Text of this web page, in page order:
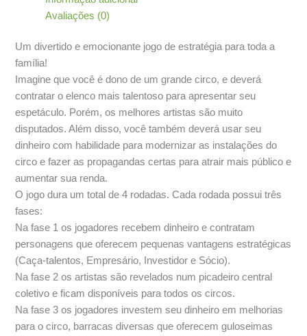
Avaliações (0)
Um divertido e emocionante jogo de estratégia para toda a
família!
Imagine que você é dono de um grande circo, e deverá
contratar o elenco mais talentoso para apresentar seu
espetáculo. Porém, os melhores artistas são muito
disputados. Além disso, você também deverá usar seu
dinheiro com habilidade para modernizar as instalações do
circo e fazer as propagandas certas para atrair mais público e
aumentar sua renda.
O jogo dura um total de 4 rodadas. Cada rodada possui três
fases:
Na fase 1 os jogadores recebem dinheiro e contratam
personagens que oferecem pequenas vantagens estratégicas
(Caça-talentos, Empresário, Investidor e Sócio).
Na fase 2 os artistas são revelados num picadeiro central
coletivo e ficam disponíveis para todos os circos.
Na fase 3 os jogadores investem seu dinheiro em melhorias
para o circo, barracas diversas que oferecem guloseimas